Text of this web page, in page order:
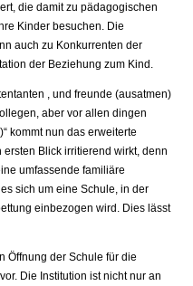
die damit zu pädagogischen
Kinder besuchen. Die
auch zu Konkurrenten der
der Beziehung zum Kind.
, und freunde (ausatmen)
aber vor allen dingen
kommt nun das erweiterte
Blick irritierend wirkt, denn
umfassende familiäre
sich um eine Schule, in der
einbezogen wird. Dies lässt
Öffnung der Schule für die
Die Institution ist nicht nur an